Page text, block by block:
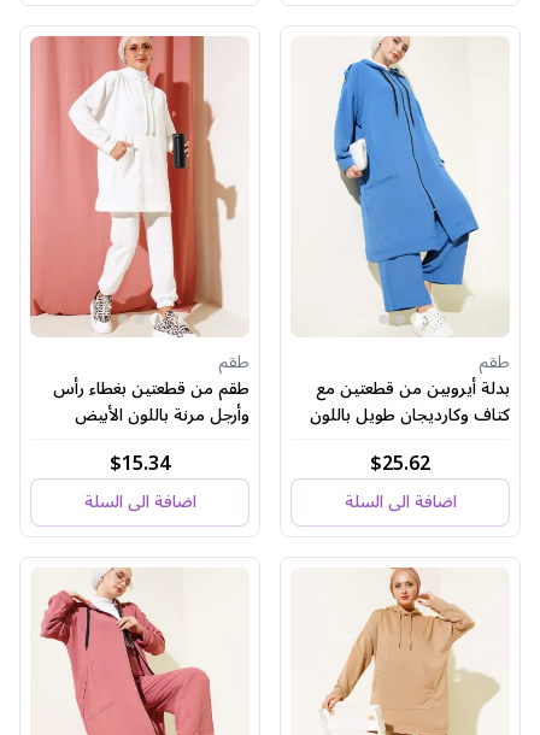
طقم
بدلة أيروبين من قطعتين مع
كتاف وكارديجان طويل باللون
$25.62
اضافة الى السلة
طقم
طقم من قطعتين بغطاء رأس
وأرجل مرنة باللون الأبيض
$15.34
اضافة الى السلة